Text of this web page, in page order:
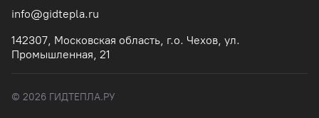
info@gidtepla.ru
142307, Московская область, г.о. Чехов, ул.
Промышленная, 21
© 2026 ГИДТЕПЛА.РУ